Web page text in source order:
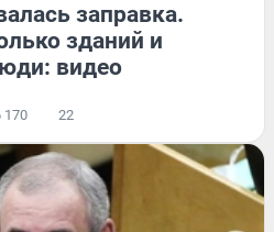
заправка.
зданий и
видео
170 22